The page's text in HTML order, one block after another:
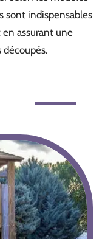
sont indispensables
assurant une